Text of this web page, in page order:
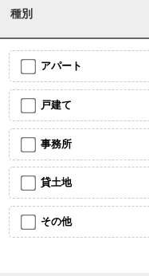
種別
アパート
戸建て
事務所
貸土地
その他